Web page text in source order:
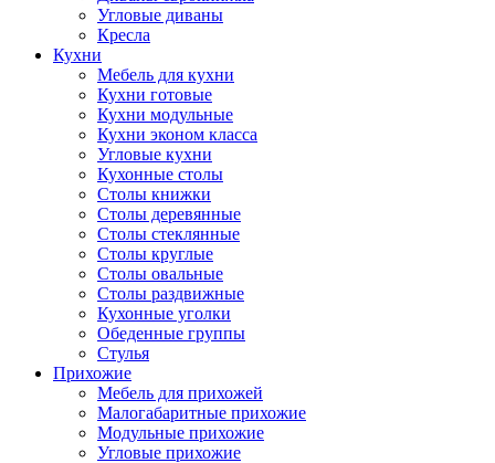
Угловые диваны
Кресла
Кухни
Мебель для кухни
Кухни готовые
Кухни модульные
Кухни эконом класса
Угловые кухни
Кухонные столы
Столы книжки
Столы деревянные
Столы стеклянные
Столы круглые
Столы овальные
Столы раздвижные
Кухонные уголки
Обеденные группы
Стулья
Прихожие
Мебель для прихожей
Малогабаритные прихожие
Модульные прихожие
Угловые прихожие